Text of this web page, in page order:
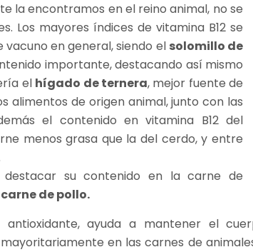
la encontramos en el reino animal, no se
Los mayores índices de vitamina B12 se
en general, siendo el solomillo de
importante, destacando así mismo
el hígado de ternera, mejor fuente de
alimentos de origen animal, junto con las
el contenido en vitamina B12 del
menos grasa que la del cerdo, y entre
destacar su contenido en la carne de
carne de pollo.
ayuda a mantener el
en las carnes de